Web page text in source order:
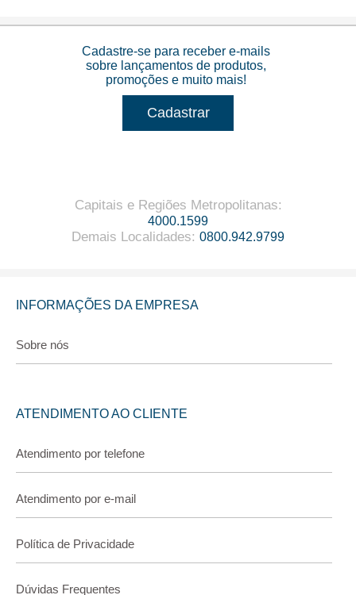
Cadastre-se para receber e-mails
sobre lançamentos de produtos,
promoções e muito mais!
Cadastrar
Capitais e Regiões Metropolitanas:
4000.1599
Demais Localidades: 0800.942.9799
INFORMAÇÕES DA EMPRESA
Sobre nós
ATENDIMENTO AO CLIENTE
Atendimento por telefone
Atendimento por e-mail
Política de Privacidade
Dúvidas Frequentes